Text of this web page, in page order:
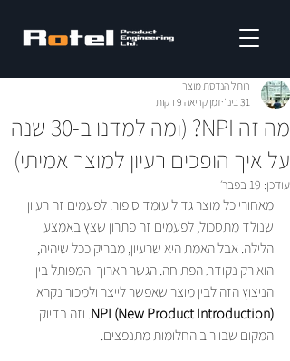
מה זה NPI? (ומה למדנו ב-30 שנה
על איך הופכים רעיון למוצר אמיתי)
רותל הנדסת מוצר
31 בינו׳
זמן קריאה 9 דקות
עודכן: 19 בפבר׳
מאחורי כל מוצר גדול עומד סיפור. לפעמים זה רעיון
שנולד מתסכול, לפעמים זה פתרון שצץ באמצע
הלילה. אבל האמת היא שרעיון, מבריק ככל שיהיה,
הוא רק נקודת הפתיחה. הגשר הארוך והמפותל בין
הניצוץ הזה לבין מוצר שאפשר לייצר ולמכור נקרא
NPI (New Product Introduction). וזה בדיוק
המקום שבו רוב החלומות מתנפצים.